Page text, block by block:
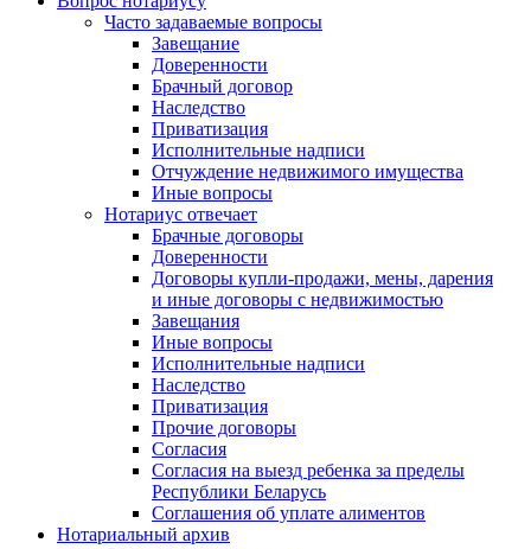
Часто задаваемые вопросы
Завещание
Доверенности
Брачный договор
Наследство
Приватизация
Исполнительные надписи
Отчуждение недвижимого имущества
Иные вопросы
Нотариус отвечает
Брачные договоры
Доверенности
Договоры купли-продажи, мены, дарения
и иные договоры с недвижимостью
Завещания
Иные вопросы
Исполнительные надписи
Наследство
Приватизация
Прочие договоры
Согласия
Согласия на выезд ребенка за пределы
Республики Беларусь
Соглашения об уплате алиментов
Нотариальный архив